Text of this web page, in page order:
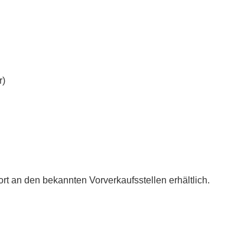
)
an den bekannten Vorverkaufsstellen erhältlich.